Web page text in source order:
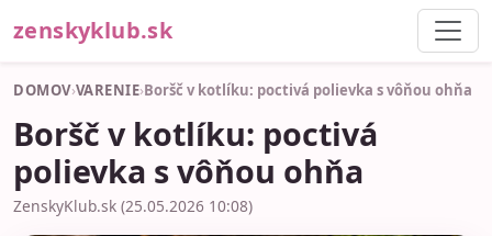
zenskyklub.sk
DOMOV›VARENIE›Boršč v kotlíku: poctivá polievka s vôňou ohňa
Boršč v kotlíku: poctivá
polievka s vôňou ohňa
ZenskyKlub.sk (25.05.2026 10:08)